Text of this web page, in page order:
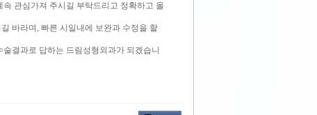
관심가져 주시길 부탁드리고 정확하고 올
바라며, 빠른 시일내에 보완과 수정을 할
결과로 답하는 드림성형외과가 되겠습니